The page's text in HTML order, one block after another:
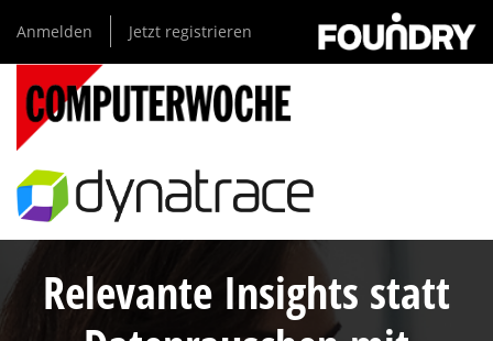
zum
Inhalt
Anmelden Jetzt registrieren
Relevante Insights statt